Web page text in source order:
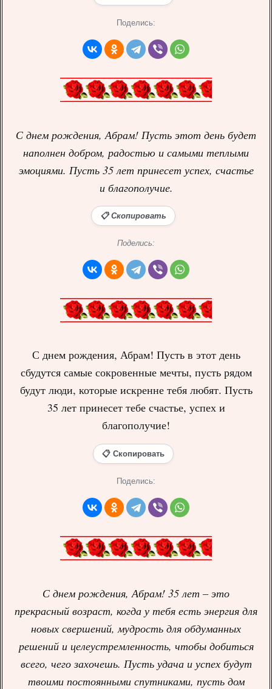
Поделись:
С днем рождения, Абрам! Пусть этот день будет
наполнен добром, радостью и самыми теплыми
эмоциями. Пусть 35 лет принесет успех, счастье
и благополучие.
📋 Скопировать
Поделись:
С днем рождения, Абрам! Пусть в этот день
сбудутся самые сокровенные мечты, пусть рядом
будут люди, которые искренне тебя любят. Пусть
35 лет принесет тебе счастье, успех и
благополучие!
📋 Скопировать
Поделись:
С днем рождения, Абрам! 35 лет – это
прекрасный возраст, когда у тебя есть энергия для
новых свершений, мудрость для обдуманных
решений и целеустремленность, чтобы добиться
всего, чего захочешь. Пусть удача и успех будут
твоими постоянными спутниками, пусть дом